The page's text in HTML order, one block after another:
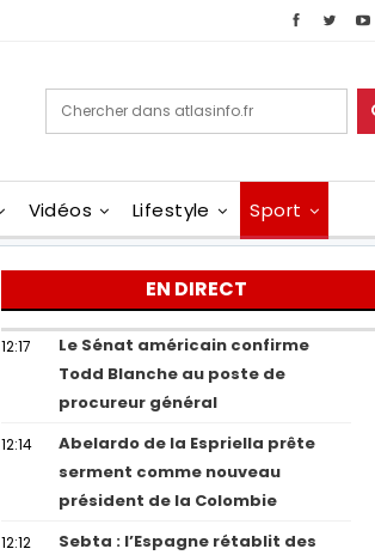
Vidéos Lifestyle Sport
EN DIRECT
12:17
Le Sénat américain confirme
Todd Blanche au poste de
procureur général
12:14
Abelardo de la Espriella prête
serment comme nouveau
président de la Colombie
12:12
Sebta : l’Espagne rétablit des